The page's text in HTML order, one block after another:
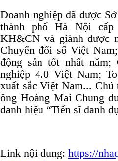
Doanh nghiệp đã được
thành phố Hà Nội cấp
KH&CN và giành được
Chuyển đổi số Việt
động sản tốt nhất năm;
nghiệp 4.0 Việt Nam;
xuất sắc Việt Nam...
ông Hoàng Mai Chung
danh hiệu “Tiến sĩ danh
Link nội dung: https://